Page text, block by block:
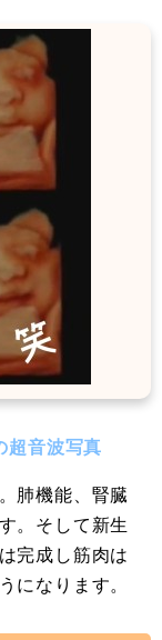
超音波写真
肺機能、腎臓
。そして新生
完成し筋肉は
になります。